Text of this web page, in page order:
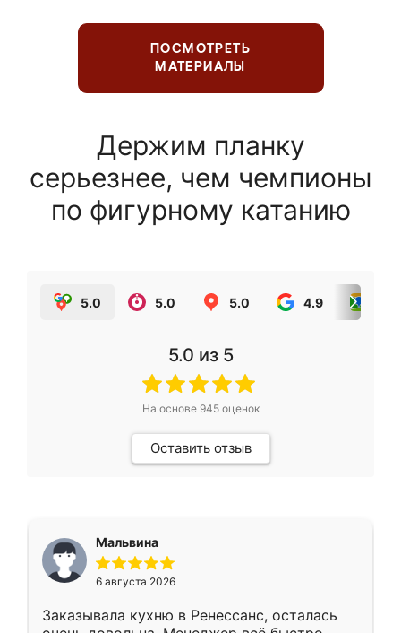
ПОСМОТРЕТЬ
МАТЕРИАЛЫ
Держим планку
серьезнее, чем чемпионы
по фигурному катанию
5.0 5.0 5.0 4.9
5.0 из 5
На основе 945оценок
Оставить отзыв
Мальвина
6 августа 2026
Заказывала кухню в Ренессанс, осталась